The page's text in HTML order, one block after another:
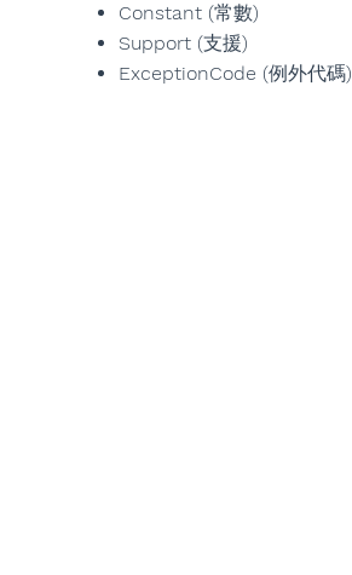
Constant (常數)
Support (支援)
ExceptionCode (例外代碼)